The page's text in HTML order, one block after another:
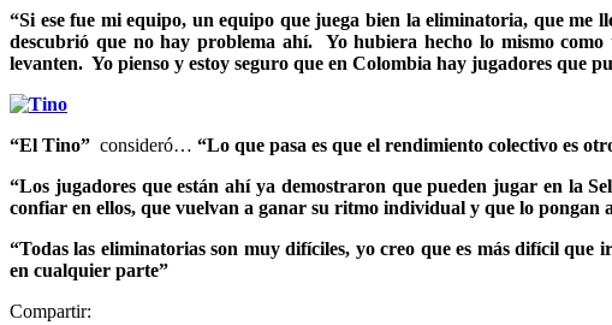
“Si ese fue mi equipo, un equipo que juega bien la eliminatoria, que
descubrió que no hay problema ahí. Yo hubiera hecho lo mismo
levanten. Yo pienso y estoy seguro que en Colombia hay jugadores que
“El Tino” consideró… “Lo que pasa es que el rendimiento colectivo es
“Los jugadores que están ahí ya demostraron que pueden jugar en la
confiar en ellos, que vuelvan a ganar su ritmo individual y que lo pongan
“Todas las eliminatorias son muy difíciles, yo creo que es más difícil
en cualquier parte”
Compartir: